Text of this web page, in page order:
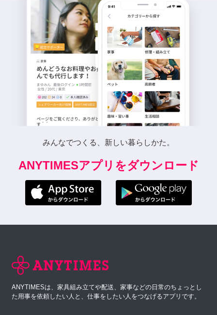
みんなでつくる、新しい暮らしかた。
ANYTIMESアプリをダウンロード
ANYTIMESは、家具組み立てや配送、家事などの日常のちょっとし
た用事を依頼したい人と、仕事をしたい人をつなげるアプリです。